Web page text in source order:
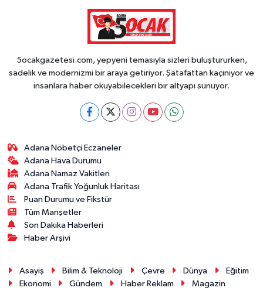
5ocakgazetesi.com, yepyeni temasıyla sizleri buluştururken,
sadelik ve modernizmi bir araya getiriyor. Şatafattan kaçınıyor ve
insanlara haber okuyabilecekleri bir altyapı sunuyor.
Adana Nöbetçi Eczaneler
Adana Hava Durumu
Adana Namaz Vakitleri
Adana Trafik Yoğunluk Haritası
Puan Durumu ve Fikstür
Tüm Manşetler
Son Dakika Haberleri
Haber Arşivi
Asayiş Bilim & Teknoloji Çevre Dünya
Eğitim
Ekonomi
Gündem Haber Reklam
Magazin